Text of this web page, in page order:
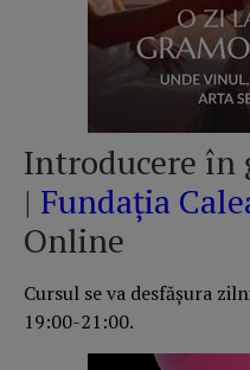
Introducere în
| Fundația
Online
Cursul se va desfăşura
19:00-21:00.